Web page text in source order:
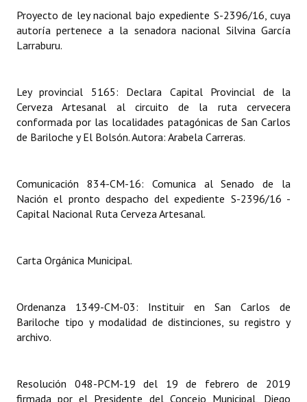
Digesto
DOCUMENTOS
Informes de Gestión
Proyectos Presentados
Actas de Sesión
Ejecución Presupuestaria
NORMATIVA
Proyecto de ley nacional bajo expediente S-2396/16, cuya
autoría pertenece a la senadora nacional Silvina García
Larraburu.
Ley provincial 5165: Declara Capital Provincial de la
Cerveza Artesanal al circuito de la ruta cervecera
conformada por las localidades patagónicas de San Carlos
de Bariloche y El Bolsón. Autora: Arabela Carreras.
Comunicación 834-CM-16: Comunica al Senado de la
Nación el pronto despacho del expediente S-2396/16 -
Capital Nacional Ruta Cerveza Artesanal.
Carta Orgánica Municipal.
Ordenanza 1349-CM-03: Instituir en San Carlos de
Bariloche tipo y modalidad de distinciones, su registro y
archivo.
Resolución 048-PCM-19 del 19 de febrero de 2019
firmada por el Presidente del Concejo Municipal, Diego